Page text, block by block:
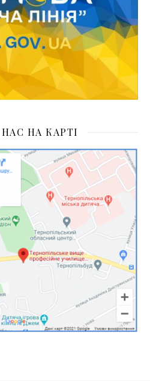
НА КАРТІ